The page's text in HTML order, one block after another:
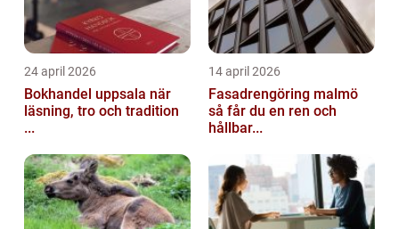
24 april 2026
Bokhandel uppsala när
läsning, tro och tradition
...
14 april 2026
Fasadrengöring malmö
så får du en ren och
hållbar...